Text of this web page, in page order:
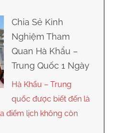
Chia Sẻ Kinh
Nghiệm Tham
Quan Hà Khẩu –
Trung Quốc 1 Ngày
Hà Khẩu – Trung
quốc được biết đến là
điểm lịch không còn